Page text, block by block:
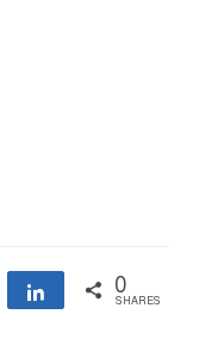
Share 0
SHARES